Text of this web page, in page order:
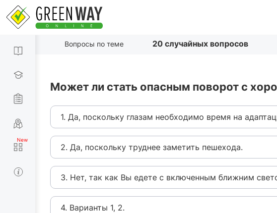
Вопросы по теме 20 случайных вопросов
Может ли стать опасным поворот с
1. Да, поскольку глазам необходимо время на
2. Да, поскольку труднее заметить пешехода.
3. Нет, так как Вы едете с включенным ближним
4. Варианты 1, 2.